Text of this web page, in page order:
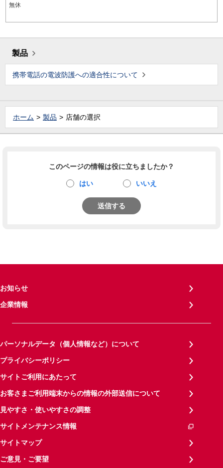
無休
製品
携帯電話の電波防護への適合性について
ホーム 製品 店舗の選択
このページの情報は役に立ちましたか？
はい いいえ
送信する
お知らせ
企業情報
パーソナルデータ（個人情報など）について
プライバシーポリシー
サイトご利用にあたって
お客さまご利用端末からの情報の外部送信について
見やすさ・使いやすさの調整
サイトメンテナンス情報
サイトマップ
ご意見・ご要望